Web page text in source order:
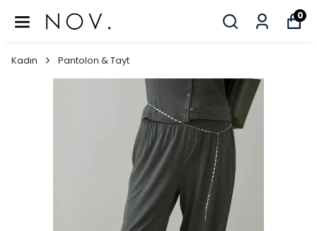
0
Kadın Pantolon & Tayt